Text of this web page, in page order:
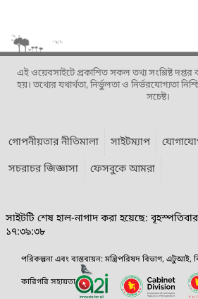
এই ওয়েবসাইটে প্রকাশিত সকল তথ্য সংশ্লিষ্ট দপ্তর
হয়। তথ্যের যথার্থতা, নির্ভুলতা ও নির্ভরযোগ্যতা
সচেষ্ট।
গোপনীয়তার নীতিমালা সাইটম্যাপ
সচরাচর জিজ্ঞাসা
ফেসবুকে আমরা
সাইটটি শেষ হাল-নাগাদ করা হয়েছে:
১৭:৩৯:৩৮
পরিকল্পনা এবং বাস্তবায়ন: মন্ত্রিপরিষদ বিভাগ, এটুআই,
কারিগরি সহায়তা